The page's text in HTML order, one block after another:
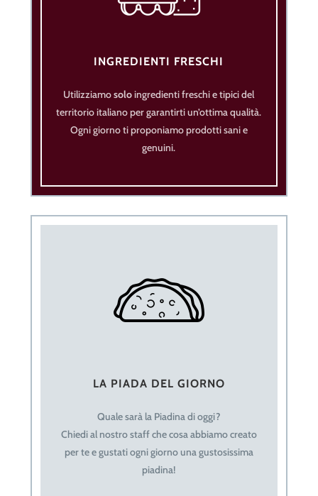
INGREDIENTI FRESCHI
Utilizziamosoloingredienti freschi e tipici del
territorio italiano per garantirti un’ottima qualità.
Ogni giorno ti proponiamo prodotti sani e
genuini.
LA PIADA DEL GIORNO
Quale sarà la Piadina di oggi?
Chiedi al nostro staff che cosa abbiamo creato
per te e gustati ogni giorno una gustosissima
piadina!